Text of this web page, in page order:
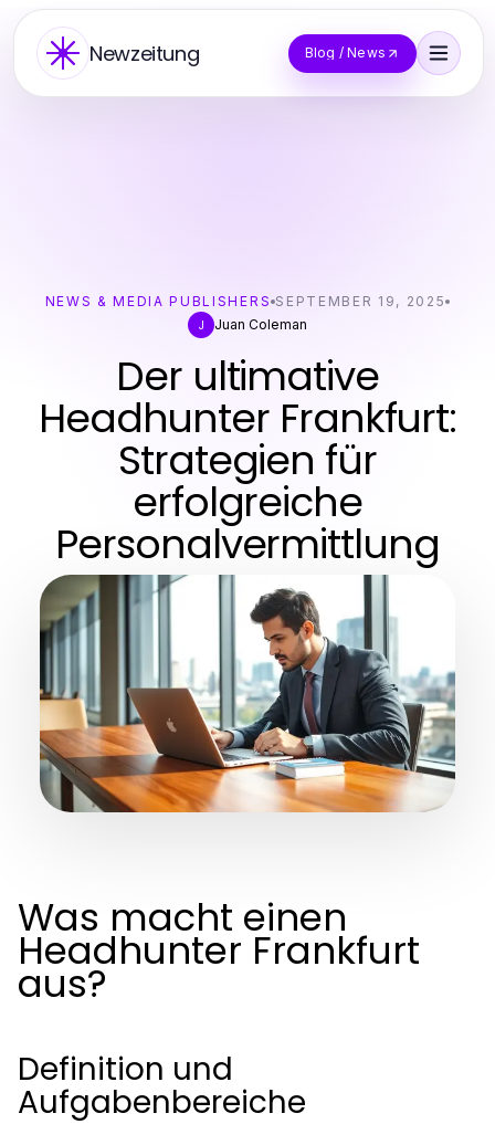
Newzeitung Blog / News
NEWS & MEDIA PUBLISHERS SEPTEMBER 19, 2025
J
Juan Coleman
Der ultimative
Headhunter Frankfurt:
Strategien für
erfolgreiche
Personalvermittlung
Was macht einen
Headhunter Frankfurt
aus?
Definition und
Aufgabenbereiche